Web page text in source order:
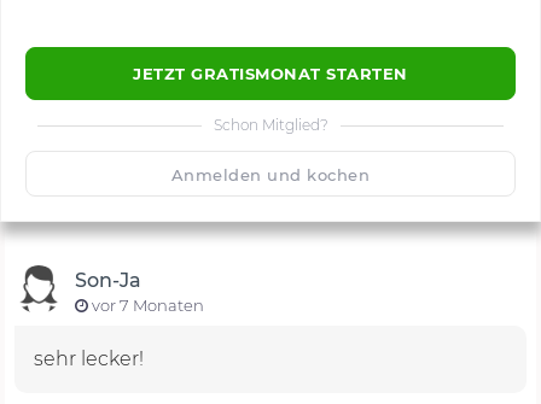
JETZT GRATISMONAT STARTEN
Schon Mitglied?
Anmelden und kochen
🙂 Speichern
Son-Ja
vor 7 Monaten
sehr lecker!